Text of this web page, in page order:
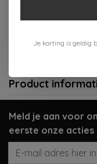
Gratis
Verzenden 1-3
Product
Meld je aan voor
eerste onze acties
Je korting is geldig